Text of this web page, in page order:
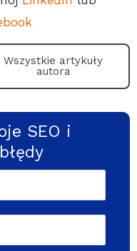
Wszystkie artykuły
autora
SEO i